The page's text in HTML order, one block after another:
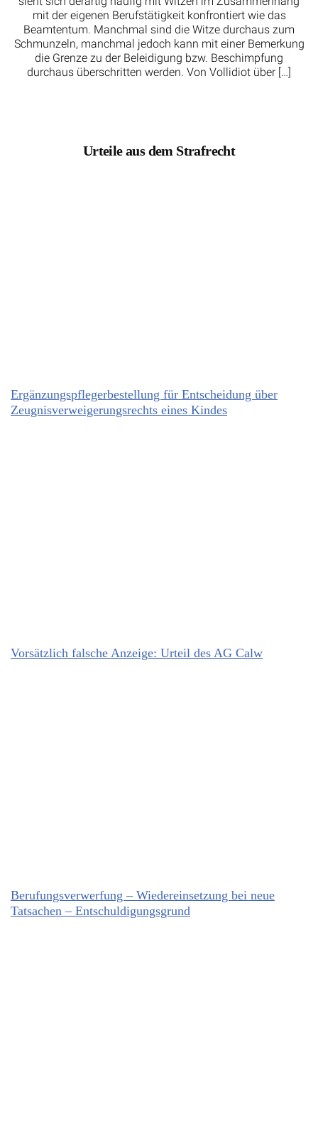
mit der eigenen Berufstätigkeit konfrontiert wie das
Beamtentum. Manchmal sind die Witze durchaus zum
Schmunzeln, manchmal jedoch kann mit einer Bemerkung
die Grenze zu der Beleidigung bzw. Beschimpfung
durchaus überschritten werden. Von Vollidiot über […]
Urteile aus dem Strafrecht
Ergänzungspflegerbestellung für Entscheidung über
Zeugnisverweigerungsrechts eines Kindes
Vorsätzlich falsche Anzeige: Urteil des AG Calw
Berufungsverwerfung – Wiedereinsetzung bei neue
Tatsachen – Entschuldigungsgrund